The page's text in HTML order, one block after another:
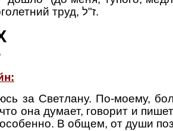
Спасибо за многолетний труд, ז"ל.
за Светлану. По-моему,
она думает, говорит и
В общем, от души